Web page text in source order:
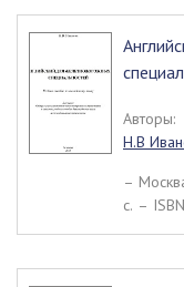
Авторы:
Н.В
–
c. – ISBN